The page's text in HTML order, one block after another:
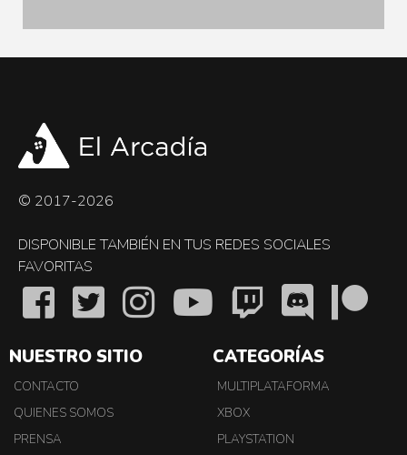
© 2017-2026
DISPONIBLE TAMBIÉN EN TUS REDES SOCIALES
FAVORITAS
NUESTRO SITIO
CONTACTO
QUIENES SOMOS
PRENSA
CATEGORÍAS
MULTIPLATAFORMA
XBOX
PLAYSTATION